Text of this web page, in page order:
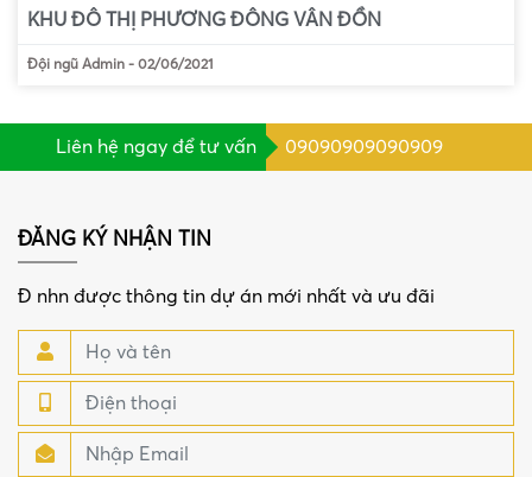
KHU ĐÔ THỊ PHƯƠNG ĐÔNG VÂN ĐỒN
Đội ngũ Admin - 02/06/2021
Liên hệ ngay để tư vấn 09090909090909
ĐĂNG KÝ NHẬN TIN
Đ nhn được thông tin dự án mới nhất và ưu đãi